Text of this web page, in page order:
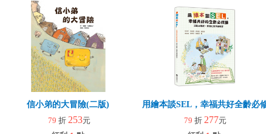
信小弟的大冒險(二版)
79 折 253元
用繪本談SEL，幸福共好全齡必修
79 折 277元